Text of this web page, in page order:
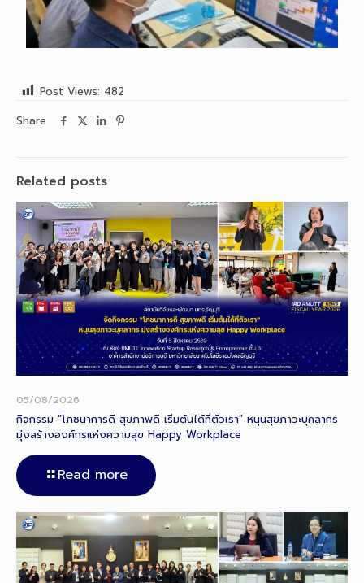
Post Views: 482
Share
Related posts
05/08/2026
กิจกรรม “โภชนาการดี สุขภาพดี เริ่มต้นได้ที่ตัวเรา” หนุนสุขภาวะบุคลากร
มุ่งสร้างองค์กรแห่งความสุข Happy Workplace
Read more